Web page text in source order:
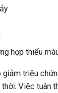
hợp thiếu
triệu
Việc tuân